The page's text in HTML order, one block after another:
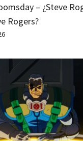
– ¿Steve
Rogers?